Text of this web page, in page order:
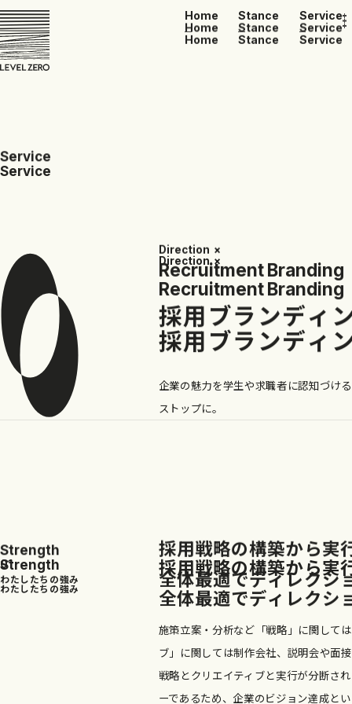
Home
Home
Home
Stance
Stance
Stance
Service
Service
Service
Service
Service
Direction ×
Direction ×
Recruitment Branding
Recruitment Branding
採用ブランディ
採用ブランディ
企業の魅力を学生や求職者に認知づけ
ストップに。
Strength
Strength
わたしたち の強み
わたしたち の強み
01
採用戦略の構築から実
採用戦略の構築から実
全体最適でディレクシ
全体最適でディ レクシ
施策立案・分析など「戦略」に関して
ブ」に関しては制作会社、説明会や面
戦略とクリエイティブと実行が分断さ
ーであるため、企業のビジョン達成と